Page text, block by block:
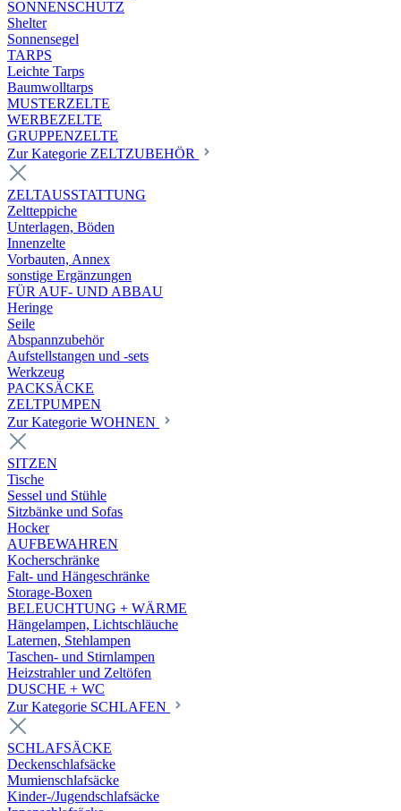
SONNENSCHUTZ
Shelter
Sonnensegel
TARPS
Leichte Tarps
Baumwolltarps
MUSTERZELTE
WERBEZELTE
GRUPPENZELTE
Zur Kategorie ZELTZUBEHÖR
ZELTAUSSTATTUNG
Zeltteppiche
Unterlagen, Böden
Innenzelte
Vorbauten, Annex
sonstige Ergänzungen
FÜR AUF- UND ABBAU
Heringe
Seile
Abspannzubehör
Aufstellstangen und -sets
Werkzeug
PACKSÄCKE
ZELTPUMPEN
Zur Kategorie WOHNEN
SITZEN
Tische
Sessel und Stühle
Sitzbänke und Sofas
Hocker
AUFBEWAHREN
Kocherschränke
Falt- und Hängeschränke
Storage-Boxen
BELEUCHTUNG + WÄRME
Hängelampen, Lichtschläuche
Laternen, Stehlampen
Taschen- und Stirnlampen
Heizstrahler und Zeltöfen
DUSCHE + WC
Zur Kategorie SCHLAFEN
SCHLAFSÄCKE
Deckenschlafsäcke
Mumienschlafsäcke
Kinder-/Jugendschlafsäcke